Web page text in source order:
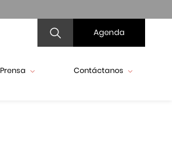
Agenda
Prensa Contáctanos